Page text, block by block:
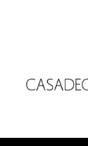
Read